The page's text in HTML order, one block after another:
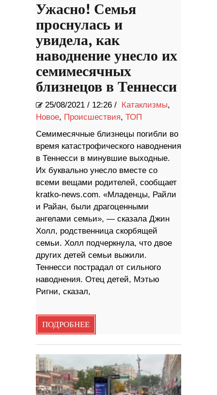
Ужасно! Семья
проснулась и
увидела, как
наводнение унесло их
семимесячных
близнецов в Теннесси
25/08/2021 / 12:26 / Катаклизмы,
Новое, Происшествия, ТОП
Семимесячные близнецы погибли во
время катастрофического наводнения
в Теннесси в минувшие выходные.
Их буквально унесло вместе со
всеми вещами родителей, сообщает
kratko-news.com. «Младенцы, Райли
и Райан, были драгоценными
ангелами семьи», — сказала Джин
Холл, родственница скорбящей
семьи. Холл подчеркнула, что двое
других детей семьи выжили.
Теннесси пострадал от сильного
наводнения. Отец детей, Мэтью
Ригни, сказал,
ПОДРОБНЕЕ